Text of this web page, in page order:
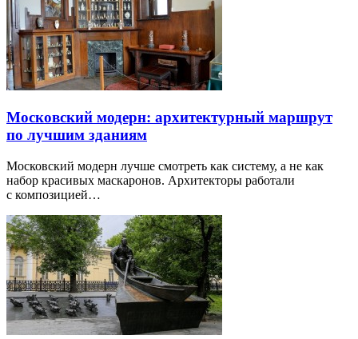
Московский модерн: архитектурный маршрут
по лучшим зданиям
Московский модерн лучше смотреть как систему, а не как
набор красивых маскаронов. Архитекторы работали
с композицией…